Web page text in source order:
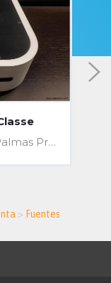
Spain
> Fuentes